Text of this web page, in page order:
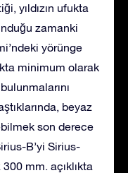
yıldızın ufukta
zamanki
yörünge
minimum olarak
beyaz
son derece
B’yi Sirius-
mm. açıklıkta